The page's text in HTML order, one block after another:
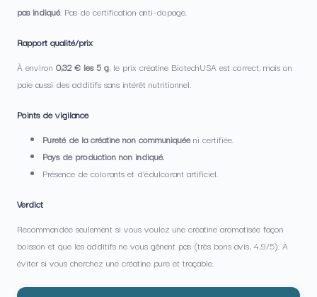
pas indiqué . Pas de certification anti-dopage.
Rapport qualité/prix
À environ 0,32 € les 5 g, le prix créatine BiotechUSA est correct, mais on
paie aussi des additifs sans intérêt nutritionnel.
Points de vigilance
Pureté de la créatine non communiquée ni certifiée.
Pays de production non indiqué.
Présence de colorants et d’édulcorant artificiel.
Verdict
Recommandée seulement si vous voulez une créatine aromatisée façon
boisson et que les additifs ne vous gênent pas (très bons avis, 4,9/5). À
éviter si vous cherchez une créatine pure et traçable.